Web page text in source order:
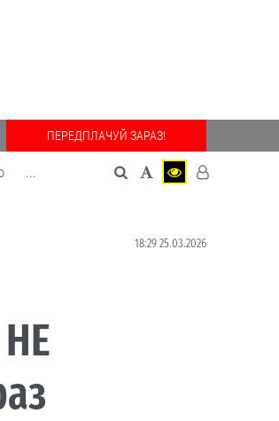
ПЕРЕДПЛАЧУЙ ЗАРАЗ!
...
18:29 25.03.2026